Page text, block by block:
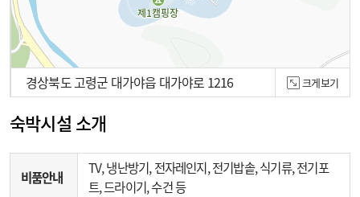
100m
경상북도 고령군 대가야읍 대가야로 1216 크게보기
숙박시설 소개
비품안내
TV, 냉난방기, 전자레인지, 전기밥솥, 식기류, 전기포
트, 드라이기, 수건 등